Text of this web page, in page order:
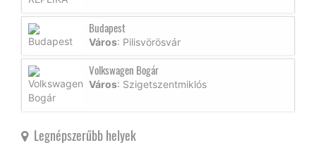
Budapest
Város: Pilisvörösvár
Volkswagen Bogár
Város: Szigetszentmiklós
Legnépszerűbb helyek